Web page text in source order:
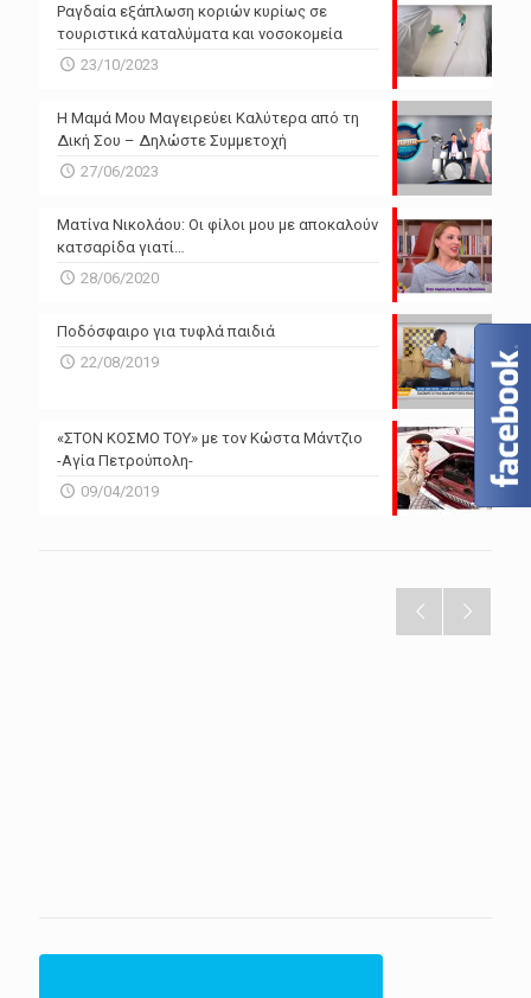
Ραγδαία εξάπλωση κοριών κυρίως σε
τουριστικά καταλύματα και νοσοκομεία
23/10/2023
Η Μαμά Μου Μαγειρεύει Καλύτερα από τη
Δική Σου – Δηλώστε Συμμετοχή
27/06/2023
Ματίνα Νικολάου: Οι φίλοι μου με αποκαλούν
κατσαρίδα γιατί…
28/06/2020
Ποδόσφαιρο για τυφλά παιδιά
22/08/2019
«ΣΤΟΝ ΚΟΣΜΟ ΤΟΥ» με τον Κώστα Μάντζιο
-Αγία Πετρούπολη-
09/04/2019